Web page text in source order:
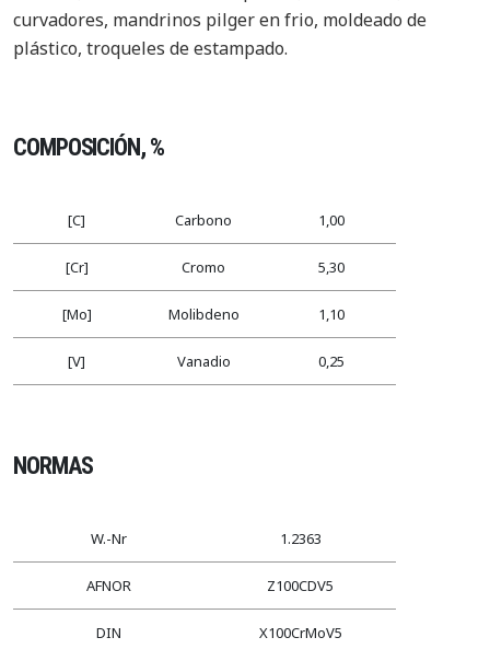
curvadores, mandrinos pilger en frio, moldeado de
plástico, troqueles de estampado.
COMPOSICIÓN, %
[C] Carbono 1,00
[Cr] Cromo 5,30
[Mo] Molibdeno 1,10
[V] Vanadio 0,25
NORMAS
W.-Nr 1.2363
AFNOR Z100CDV5
DIN X100CrMoV5